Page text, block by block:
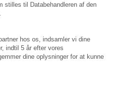
stilles til Databehandleren af den
hos os, indsamler vi dine
indtil 5 år efter vores
dine oplysninger for at kunne